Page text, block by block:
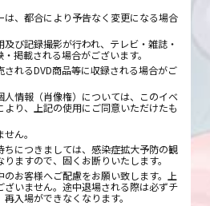
は、都合により予告なく変更になる場合
び記録撮影が行われ、テレビ・雑誌・
掲載される場合がございます。
れるDVD商品等に収録される場合がご
人情報（肖像権）については、このイベ
より、上記の使用にご同意いただけたも
ん。
ちにつきましては、感染症拡大予防の観
ますので、固くお断りいたします。
のお客様へご配慮をお願い致します。上
ざいません。途中退場される際は必ずチ
入場ができなくなります。